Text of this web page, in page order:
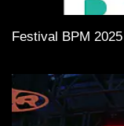
Festival BPM